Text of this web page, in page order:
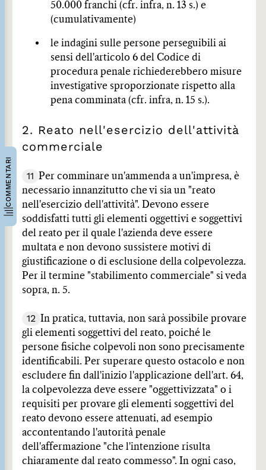
COMMENTARI
50.000 franchi (cfr. infra, n. 13 s.) e
(cumulativamente)
le indagini sulle persone perseguibili ai
sensi dell'articolo 6 del Codice di
procedura penale richiederebbero misure
investigative sproporzionate rispetto alla
pena comminata (cfr. infra, n. 15 s.).
2. Reato nell'esercizio dell'attività
commerciale
11
Per comminare un'ammenda a un'impresa, è
necessario innanzitutto che vi sia un "reato
nell'esercizio dell'attività". Devono essere
soddisfatti tutti gli elementi oggettivi e soggettivi
del reato per il quale l'azienda deve essere
multata e non devono sussistere motivi di
giustificazione o di esclusione della colpevolezza.
Per il termine "stabilimento commerciale" si veda
sopra, n. 5.
12 In pratica, tuttavia, non sarà possibile provare
gli elementi soggettivi del reato, poiché le
persone fisiche colpevoli non sono precisamente
identificabili. Per superare questo ostacolo e non
escludere fin dall'inizio l'applicazione dell'art. 64,
la colpevolezza deve essere "oggettivizzata" o i
requisiti per provare gli elementi soggettivi del
reato devono essere attenuati, ad esempio
accontentando l'autorità penale
dell'affermazione "che l'intenzione risulta
chiaramente dal reato commesso". In ogni caso,